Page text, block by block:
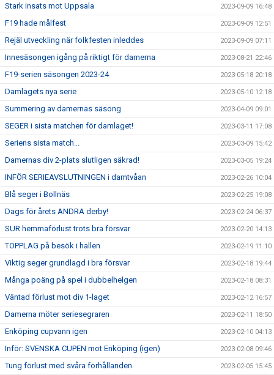
Stark insats mot Uppsala 2023-09-09 16:48
F19 hade målfest 2023-09-09 12:51
Rejäl utveckling när folkfesten inleddes 2023-09-09 07:11
Innesäsongen igång på riktigt för damerna 2023-08-21 22:46
F19-serien säsongen 2023-24 2023-05-18 20:18
Damlagets nya serie 2023-05-10 12:18
Summering av damernas säsong 2023-04-09 09:01
SEGER i sista matchen för damlaget! 2023-03-11 17:08
Seriens sista match... 2023-03-09 15:42
Damernas div 2-plats slutligen säkrad! 2023-03-05 19:24
INFÖR SERIEAVSLUTNINGEN i damtvåan 2023-02-26 10:04
Blå seger i Bollnäs 2023-02-25 19:08
Dags för årets ANDRA derby! 2023-02-24 06:37
SUR hemmaförlust trots bra försvar 2023-02-20 14:13
TOPPLAG på besök i hallen 2023-02-19 11:10
Viktig seger grundlagd i bra försvar 2023-02-18 19:44
Många poäng på spel i dubbelhelgen 2023-02-18 08:31
Väntad förlust mot div 1-laget 2023-02-12 16:57
Damerna möter seriesegraren 2023-02-11 18:50
Enköping cupvann igen 2023-02-10 04:13
Inför: SVENSKA CUPEN mot Enköping (igen) 2023-02-08 09:46
Tung förlust med svåra förhållanden 2023-02-05 15:45